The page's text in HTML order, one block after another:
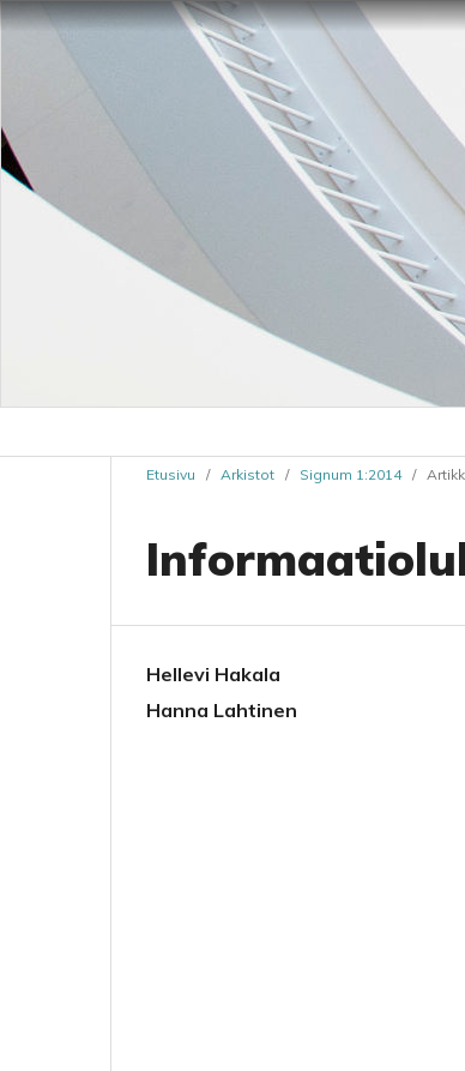
Etusivu / Arkistot / Signum 1:2014 /
Hellevi Hakala
Hanna Lahtinen